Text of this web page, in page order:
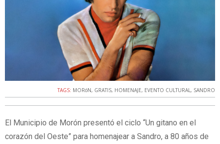
TAGS: MORóN, GRATIS, HOMENAJE, EVENTO CULTURAL, SANDRO
El Municipio de Morón presentó el ciclo “Un gitano en el
corazón del Oeste” para homenajear a Sandro, a 80 años de